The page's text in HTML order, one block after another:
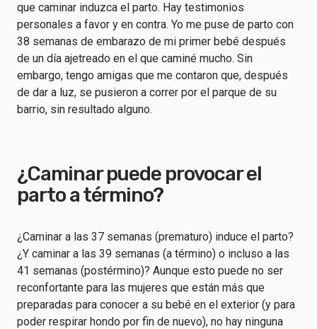
que caminar induzca el parto. Hay testimonios
personales a favor y en contra. Yo me puse de parto con
38 semanas de embarazo de mi primer bebé después
de un día ajetreado en el que caminé mucho. Sin
embargo, tengo amigas que me contaron que, después
de dar a luz, se pusieron a correr por el parque de su
barrio, sin resultado alguno.
¿Caminar puede provocar el
parto a término?
¿Caminar a las 37 semanas (prematuro) induce el parto?
¿Y caminar a las 39 semanas (a término) o incluso a las
41 semanas (postérmino)? Aunque esto puede no ser
reconfortante para las mujeres que están más que
preparadas para conocer a su bebé en el exterior (y para
poder respirar hondo por fin de nuevo), no hay ninguna